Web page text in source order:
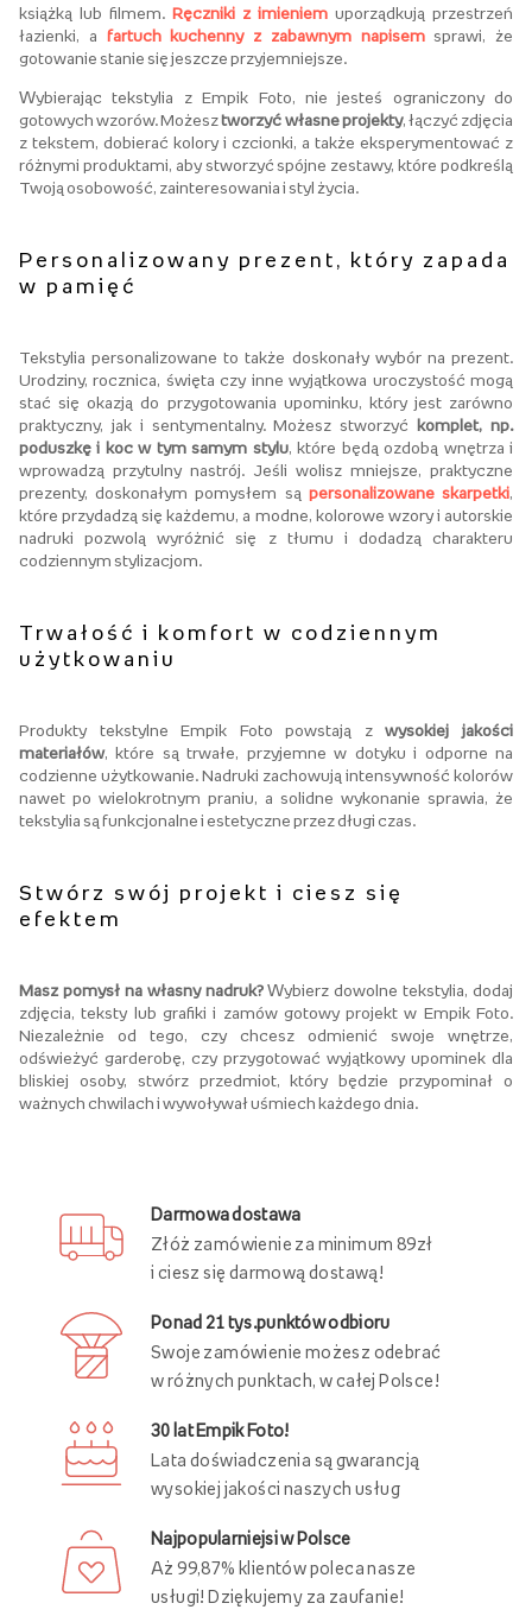
książką lub filmem. Ręczniki z imieniem uporządkują przestrzeń
łazienki, a fartuch kuchenny z zabawnym napisem
sprawi, że
gotowanie stanie się jeszcze przyjemniejsze
Wybierając tekstylia z Empik Foto, nie jesteś ograniczony do
gotowych wzorów. Możesztworzyć własne projekty, łączyć zdjęcia
z tekstem, dobierać kolory i czcionki, a także eksperymentować z
różnymi produktami, aby stworzyć spójne zestawy, które podkreślą
Twoją osobowość, zainteresowania i styl życia.
Personalizowany prezent, który zapada
w pamięć
Tekstylia personalizowane to także doskonały wybór na prezent.
Urodziny, rocznica, święta czy inne wyjątkowa uroczystość mogą
stać się okazją do przygotowania upominku, który jest zarówno
praktyczny, jak i sentymentalny. Możesz stworzyć
komplet, np.
poduszkę i koc w tym samym stylu, które będą ozdobą wnętrza i
wprowadzą przytulny nastrój. Jeśli wolisz mniejsze, praktyczne
prezenty, doskonałym pomysłem są personalizowane skarpetki,
które przydadzą się każdemu, a modne, kolorowe wzory i autorskie
nadruki pozwolą wyróżnić się z tłumu i dodadzą charakteru
codziennym stylizacjom.
T rwałość i komfort w codziennym
użytkowaniu
Produkty tekstylne Empik Foto powstają z
wysokiej jakości
materiałów, które są trwałe, przyjemne w dotyku i odporne na
codzienne użytkowanie. Nadruki zachowują intensywność kolorów
nawet po wielokrotnym praniu, a solidne wykonanie sprawia, że
tekstylia są funkcjonalne i estetyczne przez długi czas.
S twórz swój projekt i ciesz się
efektem
Masz pomysł na własny nadruk?Wybierz dowolne tekstylia, dodaj
zdjęcia, teksty lub grafiki i zamów gotowy projekt w Empik Foto.
Niezależnie od tego, czy chcesz odmienić swoje wnętrze,
odświeżyć garderobę, czy przygotować wyjątkowy upominek dla
bliskiej osoby, stwórz przedmiot, który będzie przypominał o
ważnych chwilach i wywoływał uśmiech każdego dnia.
Darmowa dostawa
Złóż zamówienie za minimum 89zł
i ciesz się darmową dostawą!
Ponad 21 tys.punktów odbioru
Swoje zamówienie możesz odebrać
w różnych punktach, w całej Polsce!
30 lat Empik Foto!
Lata doświadczenia są gwarancją
wysokiej jakości naszych usług
Najpopularniejsi w Polsce
Aż 99,87% klientów poleca nasze
usługi! Dziękujemy za zaufanie!